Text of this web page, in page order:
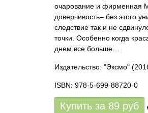
очарование и фирменная
доверчивость– без этого
следствие так и не
точки. Особенно когда
днем все больше…
Издательство: "Эксмо"
ISBN: 978-5-699-88720-0
Купить за 89 руб